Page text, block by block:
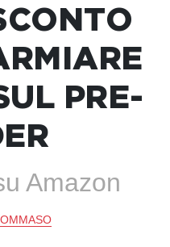
PRE-
Amazon